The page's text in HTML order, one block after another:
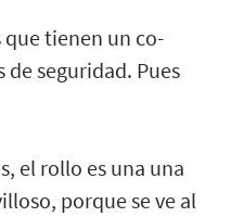
tienen un co-
de seguridad. Pues
el rollo es una una
porque se ve al